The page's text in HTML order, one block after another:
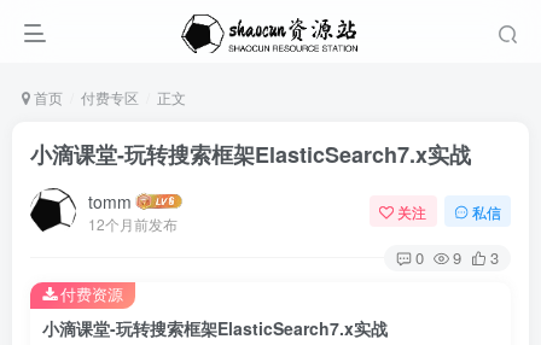
首页 付费专区 正文
小滴课堂-玩转搜索框架ElasticSearch7.x实战
tomm
12个月前发布
关注 私信
0 9 3
小滴课堂-玩转搜索框架ElasticSearch7.x实战
付费资源